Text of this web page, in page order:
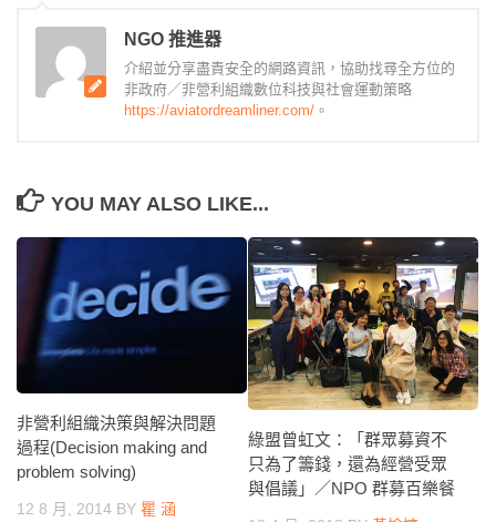
NGO 推進器
介紹並分享盡責安全的網路資訊，協助找尋全方位的
非政府／非營利組織數位科技與社會運動策略
https://aviatordreamliner.com/ 。
YOU MAY ALSO LIKE...
非營利組織決策與解決問題
過程(Decision making and
problem solving)
12 8 月, 2014 BY 瞿 涵
綠盟曾虹文：「群眾募資不
只為了籌錢，還為經營受眾
與倡議」／NPO 群募百樂餐